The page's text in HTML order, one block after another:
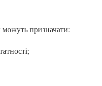
призначати: